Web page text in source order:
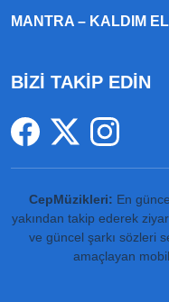
MANTRA – KALDIM
BİZİ TAKİP EDİN
CepMüzikleri: En
yakından takip ederek
ve güncel şarkı sözleri
amaçlayan